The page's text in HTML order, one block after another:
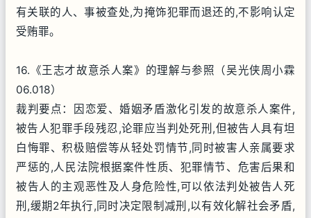
有关联的人、事被查处,为掩饰犯罪而退还的,不影响认定
受贿罪。
16.《王志才故意杀人案》的理解与参照（吴光侠周小霖
06.018）
裁判要点：因恋爱、婚姻矛盾激化引发的故意杀人案件,
被告人犯罪手段残忍,论罪应当判处死刑,但被告人具有坦
白悔罪、积极赔偿等从轻处罚情节,同时被害人亲属要求
严惩的,人民法院根据案件性质、犯罪情节、危害后果和
被告人的主观恶性及人身危险性,可以依法判处被告人死
刑,缓期2年执行,同时决定限制减刑,以有效化解社会矛盾,